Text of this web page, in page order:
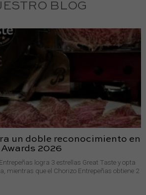
BLOG
un doble reconocimiento en
Awards 2026
logra 3 estrellas Great Taste y opta
mientras que el Chorizo Entrepeñas obtiene 2